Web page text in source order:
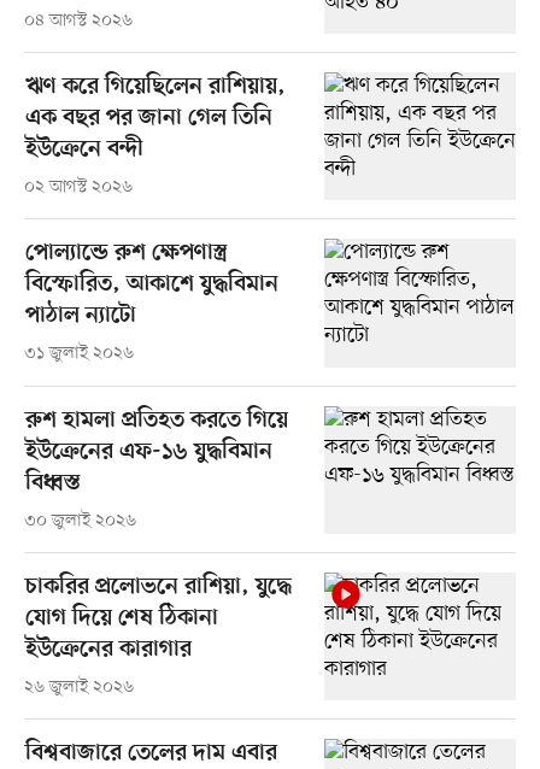
০৪ আগস্ট ২০২৬
ঋণ করে গিয়েছিলেন রাশিয়ায়,
এক বছর পর জানা গেল তিনি
ইউক্রেনে বন্দী
০২ আগস্ট ২০২৬
পোল্যান্ডে রুশ ক্ষেপণাস্ত্র
বিস্ফোরিত, আকাশে যুদ্ধবিমান
পাঠাল ন্যাটো
৩১ জুলাই ২০২৬
রুশ হামলা প্রতিহত করতে গিয়ে
ইউক্রেনের এফ-১৬ যুদ্ধবিমান
বিধ্বস্ত
৩০ জুলাই ২০২৬
চাকরির প্রলোভনে রাশিয়া, যুদ্ধে
যোগ দিয়ে শেষ ঠিকানা
ইউক্রেনের কারাগার
২৬ জুলাই ২০২৬
বিশ্ববাজারে তেলের দাম এবার